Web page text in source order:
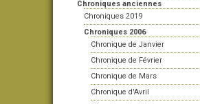
Chroniques anciennes
Chroniques 2019
Chroniques 2006
Chronique de Janvier
Chronique de Février
Chronique de Mars
Chronique d'Avril